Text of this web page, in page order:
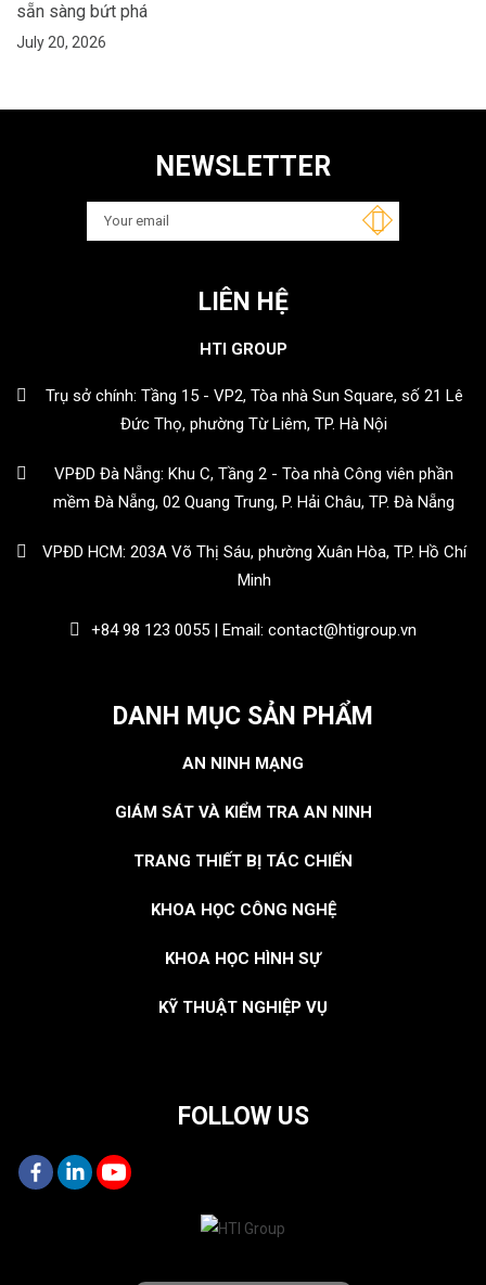
sẵn sàng bứt phá
July 20, 2026
NEWSLETTER
LIÊN HỆ
HTI GROUP
Trụ sở chính: Tầng 15 - VP2, Tòa nhà Sun Square, số 21 Lê
Đức Thọ, phường Từ Liêm, TP. Hà Nội
VPĐD Đà Nẵng: Khu C, Tầng 2 - Tòa nhà Công viên phần
mềm Đà Nẵng, 02 Quang Trung, P. Hải Châu, TP. Đà Nẵng
VPĐD HCM: 203A Võ Thị Sáu, phường Xuân Hòa, TP. Hồ Chí
Minh
+84 98 123 0055 | Email: contact@htigroup.vn
DANH MỤC SẢN PHẨM
AN NINH MẠNG
GIÁM SÁT VÀ KIỂM TRA AN NINH
TRANG THIẾT BỊ TÁC CHIẾN
KHOA HỌC CÔNG NGHỆ
KHOA HỌC HÌNH SỰ
KỸ THUẬT NGHIỆP VỤ
FOLLOW US